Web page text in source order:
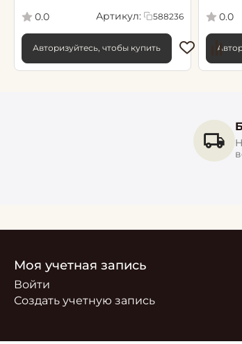
0.0
Артикул: 588236
Авторизуйтесь, чтобы купить
0.0
Моя учетная запись
Войти
Создать учетную запись